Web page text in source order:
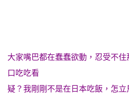
大家嘴巴都在蠢蠢欲動，忍受不
口吃吃看
疑？我剛剛不是在日本吃飯，怎